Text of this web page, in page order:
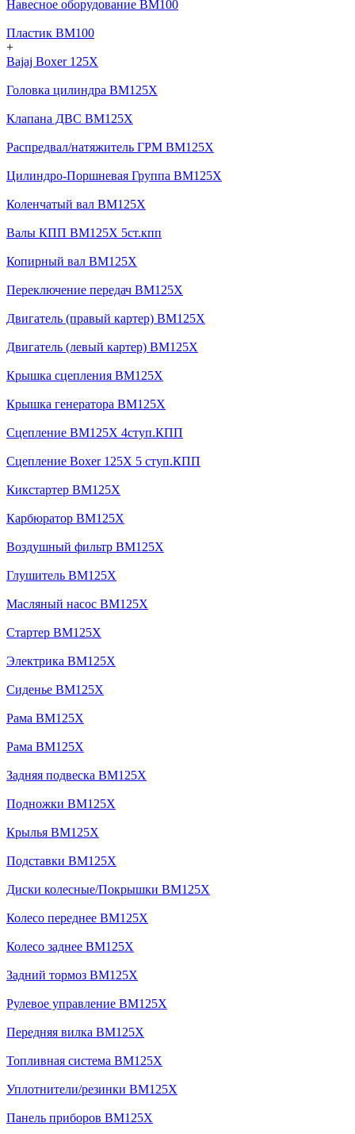
Навесное оборудование BM100
Пластик BM100
+
Bajaj Boxer 125X
Головка цилиндра BM125X
Клапана ДВС BM125X
Распредвал/натяжитель ГРМ BM125X
Цилиндро-Поршневая Группа BM125X
Коленчатый вал BM125X
Валы КПП BM125X 5ст.кпп
Копирный вал BM125X
Переключение передач BM125X
Двигатель (правый картер) BM125X
Двигатель (левый картер) BM125X
Крышка сцепления BM125X
Крышка генератора BM125X
Сцепление BM125X 4ступ.КПП
Сцепление Boxer 125X 5 ступ.КПП
Кикстартер BM125X
Карбюратор BM125X
Воздушный фильтр BM125X
Глушитель BM125X
Масляный насос BM125X
Стартер BM125X
Электрика BM125X
Сиденье BM125X
Рама BM125X
Рама BM125X
Задняя подвеска BM125X
Подножки BM125X
Крылья BM125X
Подставки BM125X
Диски колесные/Покрышки BM125X
Колесо переднее BM125X
Колесо заднее BM125X
Задний тормоз BM125X
Рулевое управление BM125X
Передняя вилка BM125X
Топливная система BM125X
Уплотнители/резинки BM125X
Панель приборов BM125X